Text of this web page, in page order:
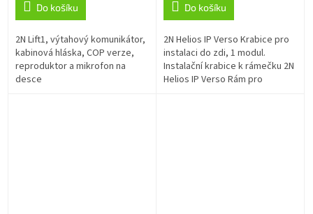
Do košíku
2N Lift1, výtahový komunikátor,
kabinová hláska, COP verze,
reproduktor a mikrofon na
desce
Do košíku
2N Helios IP Verso Krabice pro
instalaci do zdi, 1 modul.
Instalační krabice k rámečku 2N
Helios IP Verso Rám pro